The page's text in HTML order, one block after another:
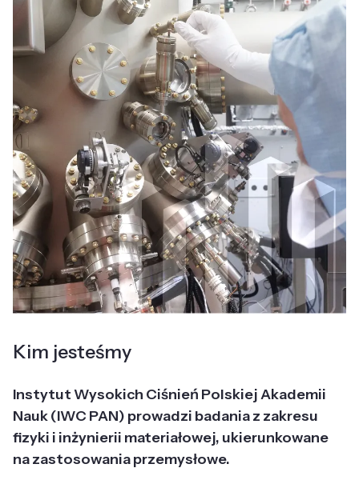
Kim jesteśmy
Instytut Wysokich Ciśnień Polskiej Akademii
Nauk (IWC PAN) prowadzi badania z zakresu
fizyki i inżynierii materiałowej, ukierunkowane
na zastosowania przemysłowe.